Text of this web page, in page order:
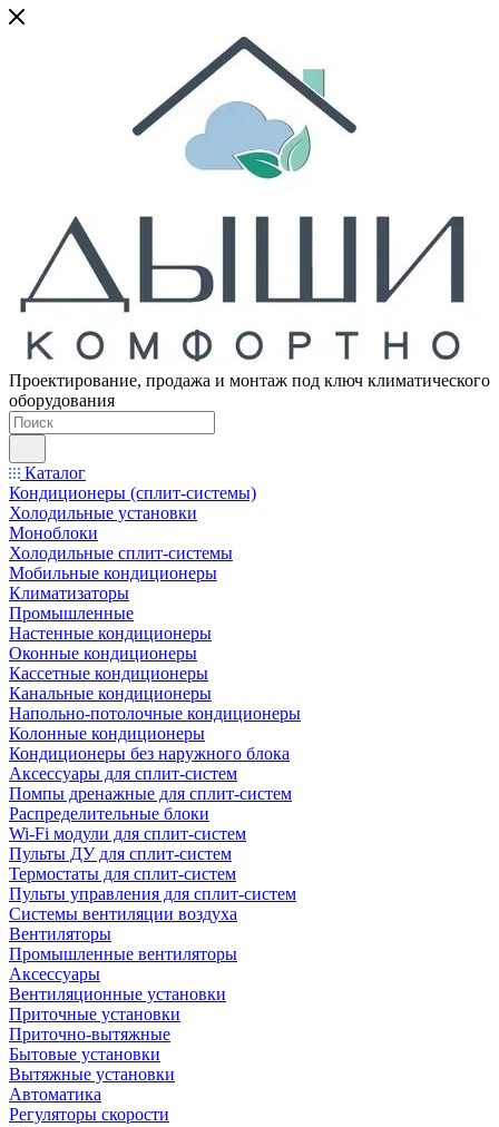
Проектирование, продажа и монтаж под ключ климатического
оборудования
Каталог
Кондиционеры (сплит-системы)
Холодильные установки
Моноблоки
Холодильные сплит-системы
Мобильные кондиционеры
Климатизаторы
Промышленные
Настенные кондиционеры
Оконные кондиционеры
Кассетные кондиционеры
Канальные кондиционеры
Напольно-потолочные кондиционеры
Колонные кондиционеры
Кондиционеры без наружного блока
Аксессуары для сплит-систем
Помпы дренажные для сплит-систем
Распределительные блоки
Wi-Fi модули для сплит-систем
Пульты ДУ для сплит-систем
Термостаты для сплит-систем
Пульты управления для сплит-систем
Системы вентиляции воздуха
Вентиляторы
Промышленные вентиляторы
Аксессуары
Вентиляционные установки
Приточные установки
Приточно-вытяжные
Бытовые установки
Вытяжные установки
Автоматика
Регуляторы скорости